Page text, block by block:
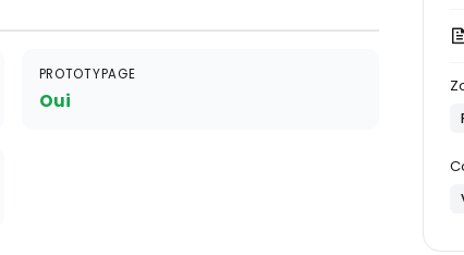
PROTOTYPAGE
Oui